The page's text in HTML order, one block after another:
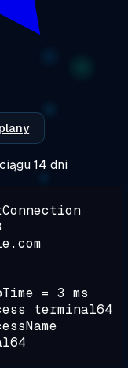
14 dni
= 3 ms
terminal64